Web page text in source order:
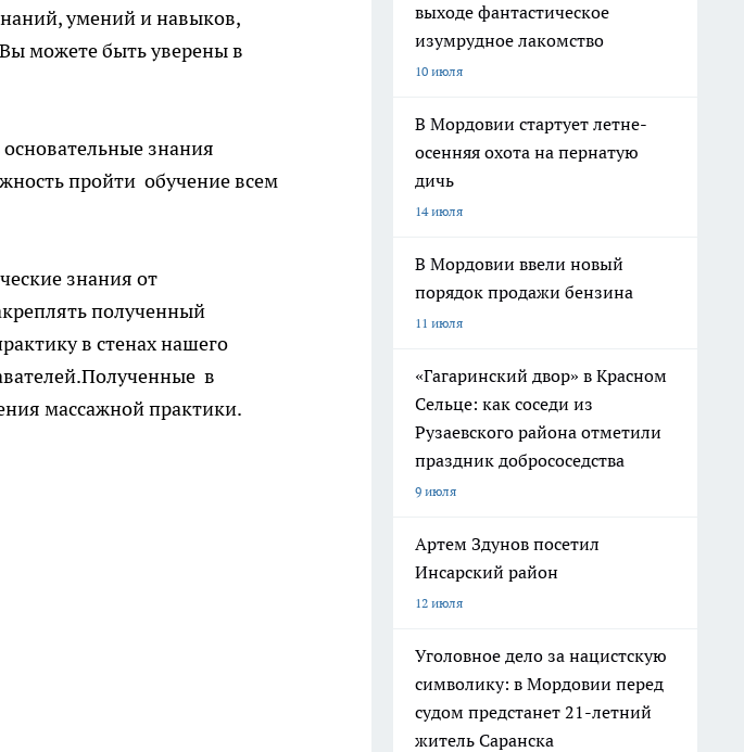
умений и навыков,
можете быть уверены в
знания
пройти обучение всем
знания от
полученный
в стенах нашего
в
массажной практики.
выходе фантастическое
изумрудное лакомство
10 июля
В Мордовии стартует летне-
осенняя охота на пернатую
дичь
14 июля
В Мордовии ввели новый
порядок продажи бензина
11 июля
«Гагаринский двор» в Красном
Сельце: как соседи из
Рузаевского района отметили
праздник добрососедства
9 июля
Артем Здунов посетил
Инсарский район
12 июля
Уголовное дело за нацистскую
символику: в Мордовии перед
судом предстанет 21-летний
житель Саранска